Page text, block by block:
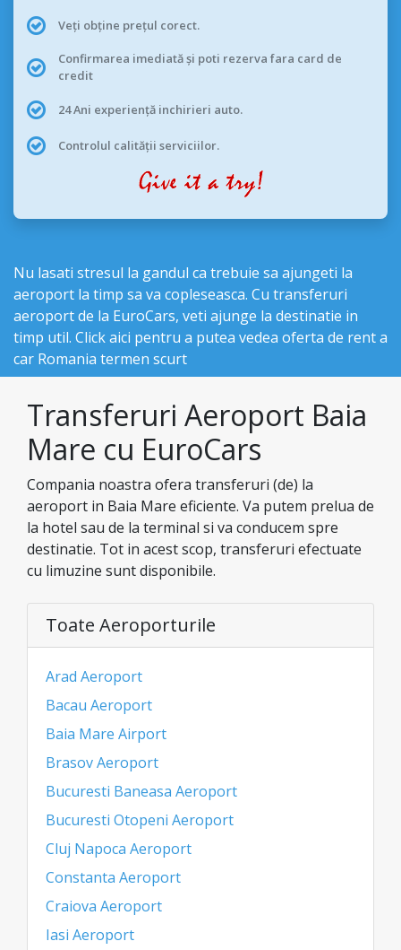
Veți obține prețul corect.
Confirmarea imediată și poti rezerva fara card de
credit
24 Ani experiență inchirieri auto.
Controlul calității serviciilor.
Nu lasati stresul la gandul ca trebuie sa ajungeti la
aeroport la timp sa va copleseasca. Cu transferuri
aeroport de la EuroCars, veti ajunge la destinatie in
timp util. Click aici pentru a putea vedea oferta de rent a
car Romania termen scurt
Transferuri Aeroport Baia
Mare cu EuroCars
Compania noastra ofera transferuri (de) la
aeroport in Baia Mare eficiente. Va putem prelua de
la hotel sau de la terminal si va conducem spre
destinatie. Tot in acest scop, transferuri efectuate
cu limuzine sunt disponibile.
Toate Aeroporturile
Arad Aeroport
Bacau Aeroport
Baia Mare Airport
Brasov Aeroport
Bucuresti Baneasa Aeroport
Bucuresti Otopeni Aeroport
Cluj Napoca Aeroport
Constanta Aeroport
Craiova Aeroport
Iasi Aeroport